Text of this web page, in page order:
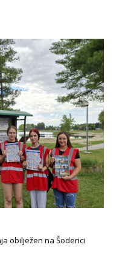
obilježen na Šoderici